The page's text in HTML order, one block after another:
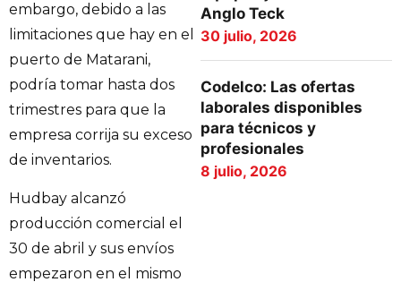
embargo, debido a las
limitaciones que hay en el
puerto de Matarani,
podría tomar hasta dos
trimestres para que la
empresa corrija su exceso
de inventarios.
Hudbay alcanzó
producción comercial el
30 de abril y sus envíos
empezaron en el mismo
Anglo Teck
30 julio, 2026
Codelco: Las ofertas
laborales disponibles
para técnicos y
profesionales
8 julio, 2026